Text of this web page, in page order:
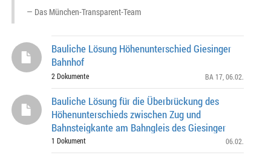
Das München-Transparent-Team
Bauliche Lösung Höhenunterschied Giesinger
Bahnhof
2 Dokumente BA 17 , 06.02.
Bauliche Lösung für die Überbrückung des
Höhenunterschieds zwischen Zug und
Bahnsteigkante am Bahngleis des Giesinger
Bahnhofs
1 Dokument 06.02.